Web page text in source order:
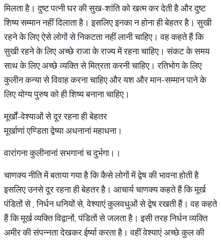
मिलता है। दुष्ट पत्नी घर की सुख-शांति को खत्म कर देती है और दुष्ट
शिष्य सम्मान नहीं दिलाता है। इसलिए इनका न होना ही बेहतर है। सुखी
रहने के लिए ऐसे लोगों से निकटता नहीं लानी चाहिए। वह कहते हैं कि
सुखी रहने के लिए अच्छे राजा के राज्य में रहना चाहिए। संकट के समय
साथ के लिए अच्छे व्यक्ति से मित्रता करनी चाहिए। रतिभोग के लिए
कुलीन कन्या से विवाह करना चाहिए और यश और मान-सम्मान पाने के
लिए योग्य पुरुष को ही शिष्य बनाना चाहिए।
मूर्खों-वेश्याओं से दूर रहना ही बेहतर
मूर्खाणां एण्डिता द्वेष्या अधनानां महाधना।
वारांगना कुलीनानां सभगानां च दुर्भगा।।
चाणक्य नीति में बताया गया है कि कैसे लोगों में द्वेष की भावना होती है
इसलिए उनसे दूर रहना ही बेहतर है। आचार्य चाणक्य कहते हैं कि मूर्ख
पंडितों से , निर्धन धनियों से, वेश्याएं कुलवधुओं से द्वेष रखती हैं। वह कहते
हैं कि मूर्ख व्यक्ति विद्वानों, पंडितों से जलता है। इसी तरह निर्धन व्यक्ति
अमीर की संपन्नता देखकर ईर्ष्या करता है। वहीं वेश्याएं अच्छे कुल की